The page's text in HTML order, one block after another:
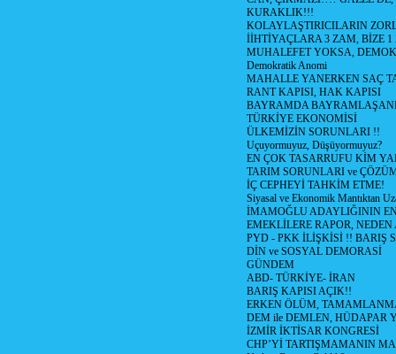
KURAKLIK!!!
KOLAYLAŞTIRICILARIN
İİHTİYAÇLARA 3 ZAM, BİZE
MUHALEFET YOKSA,
Demokratik Anomi
MAHALLE YANERKEN SAÇ
RANT KAPISI, HAK KAPISI
BAYRAMDA
TÜRKİYE EKONOMİSİ
ÜLKEMİZİN SORUNLARI !!
Uçuyormuyuz, Düşüyormuyuz?
EN ÇOK TASARRUFU KİM
TARIM SORUNLARI ve
İÇ CEPHEYİ TAHKİM ETME!
Siyasal ve Ekonomik Mantıktan
İMAMOĞLU ADAYLIĞININ
EMEKLİLERE RAPOR,
PYD - PKK İLİŞKİSİ !! BARIŞ
DİN ve SOSYAL DEMORASİ
GÜNDEM
ABD- TÜRKİYE- İRAN
BARIŞ KAPISI AÇIK!!
ERKEN ÖLÜM,
DEM ile DEMLEN, HÜDAPAR
İZMİR İKTİSAR KONGRESİ
CHP’Yİ TARTIŞMAMANIN